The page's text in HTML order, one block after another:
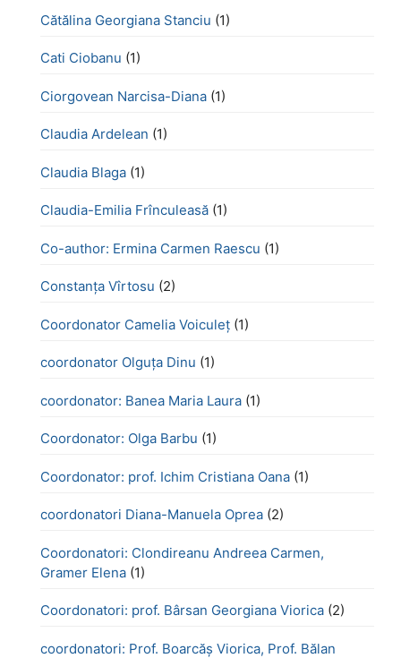
Cătălina Georgiana Stanciu (1)
Cati Ciobanu (1)
Ciorgovean Narcisa-Diana (1)
Claudia Ardelean (1)
Claudia Blaga (1)
Claudia-Emilia Frînculeasă (1)
Co-author: Ermina Carmen Raescu (1)
Constanța Vîrtosu (2)
Coordonator Camelia Voiculeț (1)
coordonator Olguța Dinu (1)
coordonator: Banea Maria Laura (1)
Coordonator: Olga Barbu (1)
Coordonator: prof. Ichim Cristiana Oana (1)
coordonatori Diana-Manuela Oprea (2)
Coordonatori: Clondireanu Andreea Carmen,
Gramer Elena (1)
Coordonatori: prof. Bârsan Georgiana Viorica (2)
coordonatori: Prof. Boarcăș Viorica, Prof. Bălan